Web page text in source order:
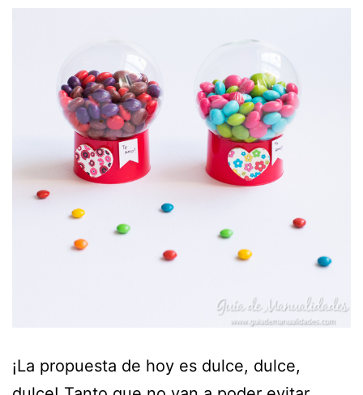
¡La propuesta de hoy es dulce, dulce,